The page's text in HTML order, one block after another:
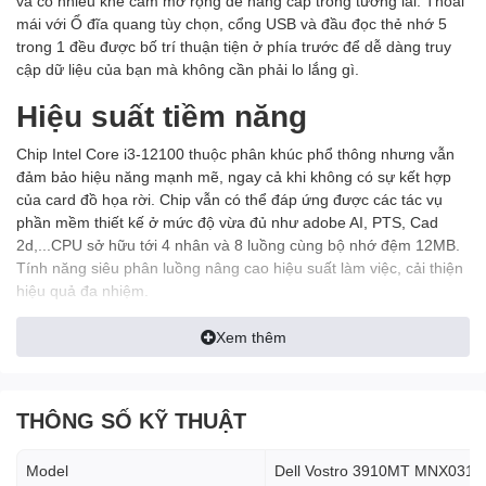
mái với Ổ đĩa quang tùy chọn, cổng USB và đầu đọc thẻ nhớ 5
trong 1 đều được bố trí thuận tiện ở phía trước để dễ dàng truy
cập dữ liệu của bạn mà không cần phải lo lắng gì.
Hiệu suất tiềm năng
Chip Intel Core i3-12100 thuộc phân khúc phổ thông nhưng vẫn
đảm bảo hiệu năng mạnh mẽ, ngay cả khi không có sự kết hợp
của card đồ họa rời. Chip vẫn có thể đáp ứng được các tác vụ
phần mềm thiết kế ở mức độ vừa đủ như adobe AI, PTS, Cad
2d,...CPU sở hữu tới 4 nhân và 8 luồng cùng bộ nhớ đệm 12MB.
Tính năng siêu phân luồng nâng cao hiệu suất làm việc, cải thiện
hiệu quả đa nhiệm.
Tuy xung nhịp cơ bản đạt 3.3Ghz, có thể tăng tốc lên đến 4.4Ghz
ở chế độ Turbo boost khi xử lý tác vụ nặng. Card tích hợp UHD
Xem thêm
THÔNG SỐ KỸ THUẬT
Model Dell Vostro 3910MT MNX031